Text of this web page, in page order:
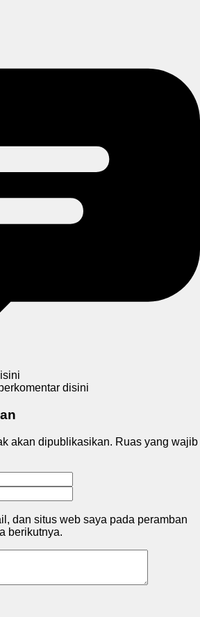
disini
akan dipublikasikan. Ruas yang wajib
dan situs web saya pada peramban
berikutnya.